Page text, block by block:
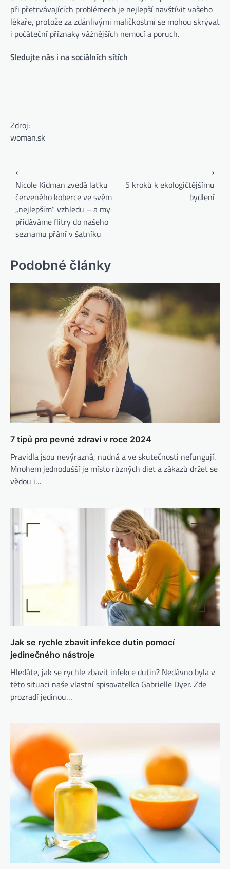
při přetrvávajících problémech je nejlepší navštívit vašeho
lékaře, protože za zdánlivými maličkostmi se mohou skrývat
i počáteční příznaky vážnějších nemocí a poruch.
Sledujte nás i na sociálních sítích
Zdroj:
woman.sk
⟵
Nicole Kidman zvedá laťku
červeného koberce ve svém
„nejlepším“ vzhledu – a my
přidáváme flitry do našeho
seznamu přání v šatníku
5 kroků k ekologičtějšímu
bydlení
⟶
Podobné články
7 tipů pro pevné zdraví v roce 2024
Pravidla jsou nevýrazná, nudná a ve skutečnosti nefungují.
Mnohem jednodušší je místo různých diet a zákazů držet se
vědou i…
Jak se rychle zbavit infekce dutin pomocí
jedinečného nástroje
Hledáte, jak se rychle zbavit infekce dutin? Nedávno byla v
této situaci naše vlastní spisovatelka Gabrielle Dyer. Zde
prozradí jedinou…